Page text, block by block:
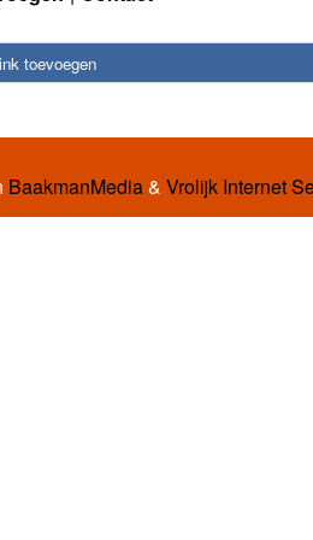
toevoegen
BaakmanMedia& Vrolijk Internet